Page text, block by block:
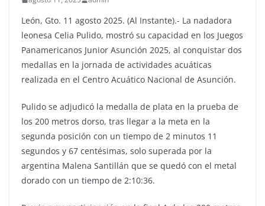
León, Gto. 11 agosto 2025. (Al Instante).- La nadadora
leonesa Celia Pulido, mostró su capacidad en los Juegos
Panamericanos Junior Asunción 2025, al conquistar dos
medallas en la jornada de actividades acuáticas
realizada en el Centro Acuático Nacional de Asunción.
Pulido se adjudicó la medalla de plata en la prueba de
los 200 metros dorso, tras llegar a la meta en la
segunda posición con un tiempo de 2 minutos 11
segundos y 67 centésimas, solo superada por la
argentina Malena Santillán que se quedó con el metal
dorado con un tiempo de 2:10:36.